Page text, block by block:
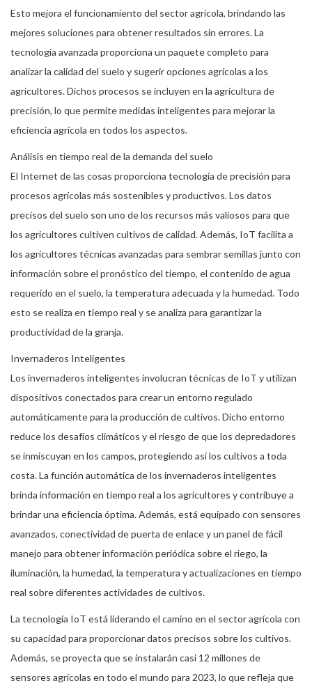
Esto mejora el funcionamiento del sector agrícola, brindando las
mejores soluciones para obtener resultados sin errores. La
tecnología avanzada proporciona un paquete completo para
analizar la calidad del suelo y sugerir opciones agrícolas a los
agricultores. Dichos procesos se incluyen en la agricultura de
precisión, lo que permite medidas inteligentes para mejorar la
eficiencia agrícola en todos los aspectos.
Análisis en tiempo real de la demanda del suelo
El Internet de las cosas proporciona tecnología de precisión para
procesos agrícolas más sostenibles y productivos. Los datos
precisos del suelo son uno de los recursos más valiosos para que
los agricultores cultiven cultivos de calidad. Además, IoT facilita a
los agricultores técnicas avanzadas para sembrar semillas junto con
información sobre el pronóstico del tiempo, el contenido de agua
requerido en el suelo, la temperatura adecuada y la humedad. Todo
esto se realiza en tiempo real y se analiza para garantizar la
productividad de la granja.
Invernaderos Inteligentes
Los invernaderos inteligentes involucran técnicas de IoT y utilizan
dispositivos conectados para crear un entorno regulado
automáticamente para la producción de cultivos. Dicho entorno
reduce los desafíos climáticos y el riesgo de que los depredadores
se inmiscuyan en los campos, protegiendo así los cultivos a toda
costa. La función automática de los invernaderos inteligentes
brinda información en tiempo real a los agricultores y contribuye a
brindar una eficiencia óptima. Además, está equipado con sensores
avanzados, conectividad de puerta de enlace y un panel de fácil
manejo para obtener información periódica sobre el riego, la
iluminación, la humedad, la temperatura y actualizaciones en tiempo
real sobre diferentes actividades de cultivos.
La tecnología IoT está liderando el camino en el sector agrícola con
su capacidad para proporcionar datos precisos sobre los cultivos.
Además, se proyecta que se instalarán casi 12 millones de
sensores agrícolas en todo el mundo para 2023, lo que refleja que